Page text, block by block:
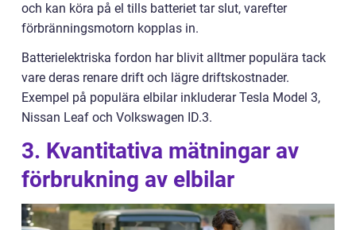
och kan köra på el tills batteriet tar slut, varefter
förbränningsmotorn kopplas in.
Batterielektriska fordon har blivit alltmer populära tack
vare deras renare drift och lägre driftskostnader.
Exempel på populära elbilar inkluderar Tesla Model 3,
Nissan Leaf och Volkswagen ID.3.
3. Kvantitativa mätningar av
förbrukning av elbilar